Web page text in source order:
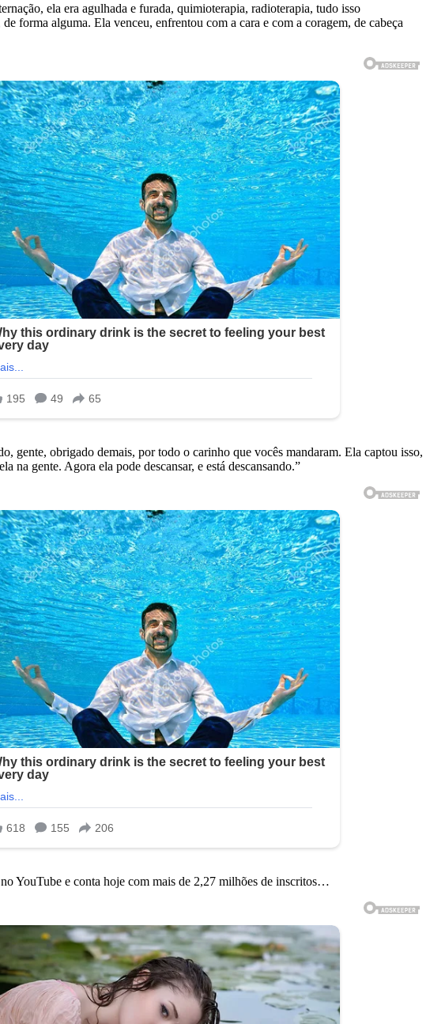
ela era agulhada e furada, quimioterapia, radioterapia, tudo isso
forma alguma. Ela venceu, enfrentou com a cara e com a coragem, de cabeça
gente, obrigado demais, por todo o carinho que vocês mandaram. Ela captou isso,
na gente. Agora ela pode descansar, e está descansando.”
YouTube e conta hoje com mais de 2,27 milhões de inscritos…